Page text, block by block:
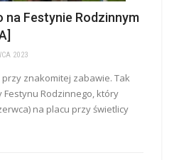
na Festynie Rodzinnym
2023
przy znakomitej zabawie. Tak
Festynu Rodzinnego, który
na placu przy świetlicy